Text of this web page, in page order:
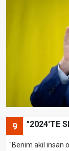
9 "2024'TE
"Benim akil insan